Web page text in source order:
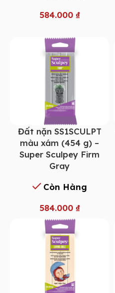
584.000 ₫
Đất nặn SS1SCULPT
màu xám (454 g) –
Super Sculpey Firm
Gray
Còn Hàng
584.000 ₫